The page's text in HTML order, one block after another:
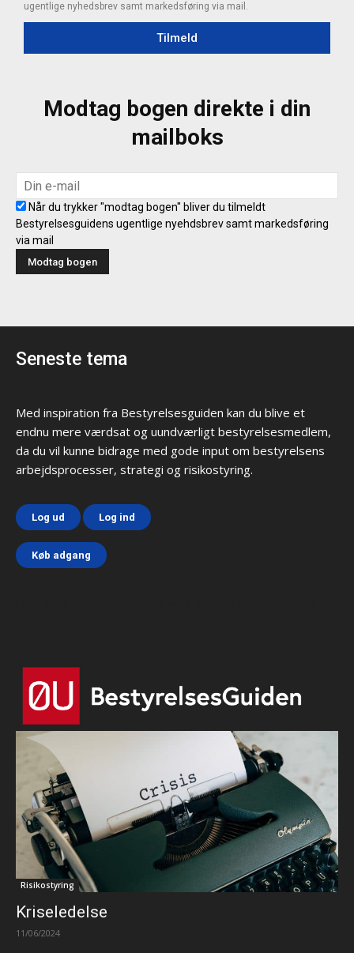
ugentlige nyhedsbrev samt markedsføring via mail.
Tilmeld
Modtag bogen direkte i din
mailboks
Når du trykker "modtag bogen" bliver du tilmeldt
Bestyrelsesguidens ugentlige nyehdsbrev samt markedsføring
via mail
Seneste tema
Med inspiration fra Bestyrelsesguiden kan du blive et
endnu mere værdsat og uundværligt bestyrelsesmedlem,
da du vil kunne bidrage med gode input om bestyrelsens
arbejdsprocesser, strategi og risikostyring.
Log ud Log ind
Køb adgang
Risikostyring
Kriseledelse
11/06/2024